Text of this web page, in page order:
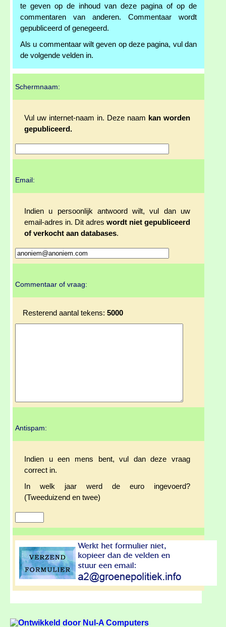
te geven op de inhoud van deze pagina of op de
commentaren van anderen. Commentaar wordt
gepubliceerd of genegeerd.
Als u commentaar wilt geven op deze pagina, vul dan
de volgende velden in.
Schermnaam:
Vul uw internet-naam in. Deze naam kan worden
gepubliceerd.
Email:
Indien u persoonlijk antwoord wilt, vul dan uw
email-adres in. Dit adres wordt niet gepubliceerd
of verkocht aan databases.
Commentaar of vraag:
Resterend aantal tekens: 5000
Antispam:
Indien u een mens bent, vul dan deze vraag
correct in.
In welk jaar werd de euro ingevoerd?
(Tweeduizend en twee)